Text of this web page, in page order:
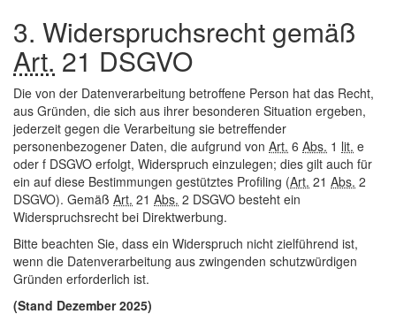
3. Widerspruchsrecht gemäß
Art. 21 DSGVO
Die von der Datenverarbeitung betroffene Person hat das Recht,
aus Gründen, die sich aus ihrer besonderen Situation ergeben,
jederzeit gegen die Verarbeitung sie betreffender
personenbezogener Daten, die aufgrund von Art. 6 Abs. 1 lit. e
oder f DSGVO erfolgt, Widerspruch einzulegen; dies gilt auch für
ein auf diese Bestimmungen gestütztes Profiling (Art. 21 Abs. 2
DSGVO). Gemäß Art. 21 Abs. 2 DSGVO besteht ein
Widerspruchsrecht bei Direktwerbung.
Bitte beachten Sie, dass ein Widerspruch nicht zielführend ist,
wenn die Datenverarbeitung aus zwingenden schutzwürdigen
Gründen erforderlich ist.
(Stand Dezember 2025)